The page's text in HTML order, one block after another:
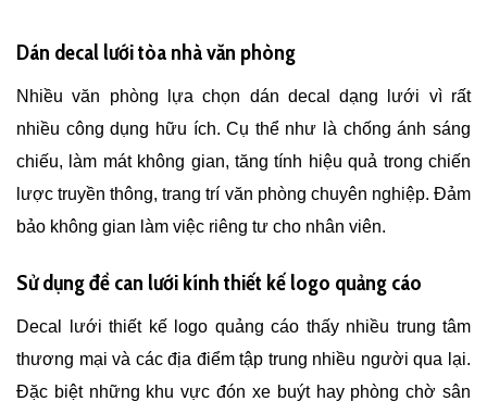
Dán decal lưới tòa nhà văn phòng
Nhiều văn phòng lựa chọn dán decal dạng lưới vì rất
nhiều công dụng hữu ích. Cụ thể như là chống ánh sáng
chiếu, làm mát không gian, tăng tính hiệu quả trong chiến
lược truyền thông, trang trí văn phòng chuyên nghiệp. Đảm
bảo không gian làm việc riêng tư cho nhân viên.
Sử dụng đề can lưới kính thiết kế logo quảng cáo
Decal lưới thiết kế logo quảng cáo thấy nhiều trung tâm
thương mại và các địa điểm tập trung nhiều người qua lại.
Đặc biệt những khu vực đón xe buýt hay phòng chờ sân